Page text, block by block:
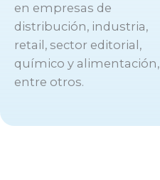
en empresas de
distribución, industria,
retail, sector editorial,
químico y alimentación,
entre otros.